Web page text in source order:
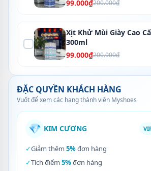
99.000₫200.000₫
Xịt Khử Mùi Giày Cao
300ml
99.000₫200.000₫
ĐẶC QUYỀN KHÁCH HÀNG
Vuốt để xem các hạng thành viên Myshoes
💎 KIM CƯƠNG
✓Giảm thêm 5%đơn hàng
✓Tích điểm 5%đơn hàng